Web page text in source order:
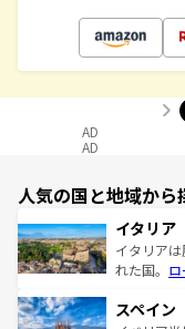
AD
AD
人気の国と地域から
イタリア
イタリア
れた国。
ろん、ト
スペイン